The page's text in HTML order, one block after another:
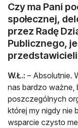
Czy ma Pani
społecznej,
przez Radę
Publicznego,
W.Ł.: – Absolutnie.
nas bardzo ważne,
poszczególnych
której my nigdy nie
wsparcie czysto